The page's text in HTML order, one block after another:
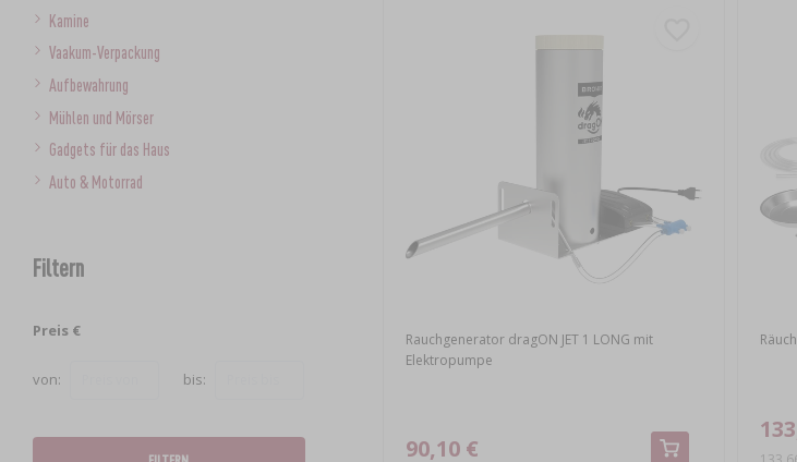
Kamine
Vaakum-Verpackung
Aufbewahrung
Mühlen und Mörser
Gadgets für das Haus
Auto & Motorrad
Filtern
Preis €
von: bis:
Rauchgenerator dragON JET 1 LONG mit
Elektropumpe
90,10 €